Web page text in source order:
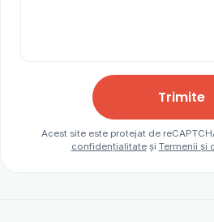
Trimite
Acest site este protejat de
confidențialitateși Termenii și